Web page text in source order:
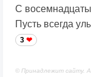
С
Пусть всегда
3
© Принадлежит сайту.